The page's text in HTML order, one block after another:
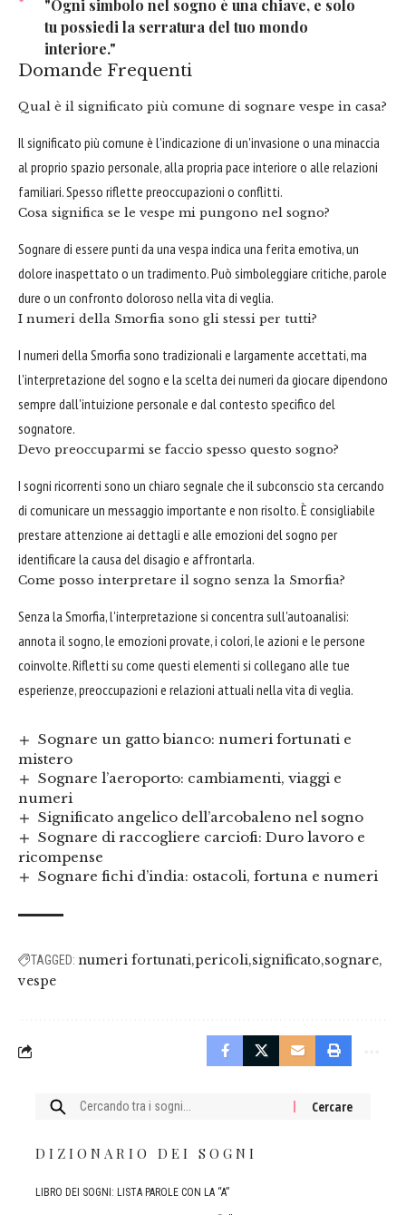
"Ogni simbolo nel sogno è una chiave, e solo
tu possiedi la serratura del tuo mondo
interiore."
Domande Frequenti
Qual è il significato più comune di sognare vespe in casa?
Il significato più comune è l'indicazione di un'invasione o una minaccia
al proprio spazio personale, alla propria pace interiore o alle relazioni
familiari. Spesso riflette preoccupazioni o conflitti.
Cosa significa se le vespe mi pungono nel sogno?
Sognare di essere punti da una vespa indica una ferita emotiva, un
dolore inaspettato o un tradimento. Può simboleggiare critiche, parole
dure o un confronto doloroso nella vita di veglia.
I numeri della Smorfia sono gli stessi per tutti?
I numeri della Smorfia sono tradizionali e largamente accettati, ma
l'interpretazione del sogno e la scelta dei numeri da giocare dipendono
sempre dall'intuizione personale e dal contesto specifico del
sognatore.
Devo preoccuparmi se faccio spesso questo sogno?
I sogni ricorrenti sono un chiaro segnale che il subconscio sta cercando
di comunicare un messaggio importante e non risolto. È consigliabile
prestare attenzione ai dettagli e alle emozioni del sogno per
identificare la causa del disagio e affrontarla.
Come posso interpretare il sogno senza la Smorfia?
Senza la Smorfia, l'interpretazione si concentra sull'autoanalisi:
annota il sogno, le emozioni provate, i colori, le azioni e le persone
coinvolte. Rifletti su come questi elementi si collegano alle tue
esperienze, preoccupazioni e relazioni attuali nella vita di veglia.
Sognare un gatto bianco: numeri fortunati e
mistero
Sognare l’aeroporto: cambiamenti, viaggi e
numeri
Significato angelico dell’arcobaleno nel sogno
Sognare di raccogliere carciofi: Duro lavoro e
ricompense
Sognare fichi d’india: ostacoli, fortuna e numeri
TAGGED: numeri fortunati pericoli significato sognare
vespe
Cercare:
DIZIONARIO DEI SOGNI
LIBRO DEI SOGNI: LISTA PAROLE CON LA “A”